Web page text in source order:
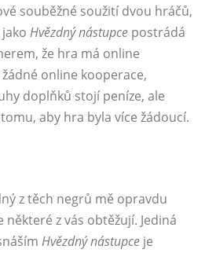
souběžné soužití dvou hráčů,
Hvězdný nástupce postrádá
že hra má online
online kooperace,
doplňků stojí peníze, ale
aby hra byla více žádoucí.
z těch negrů mě opravdu
některé z vás obtěžují. Jediná
Hvězdný nástupce je